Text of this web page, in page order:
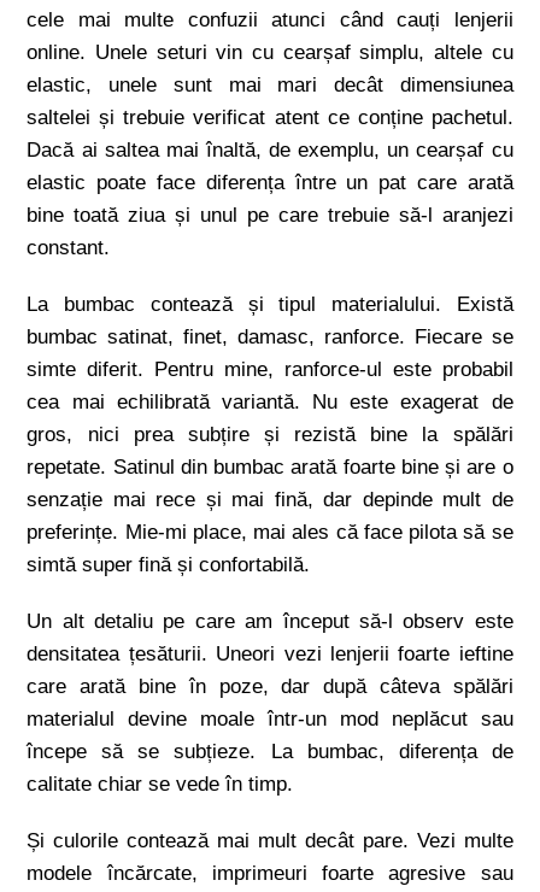
cele mai multe confuzii atunci când cauți lenjerii
online. Unele seturi vin cu cearșaf simplu, altele cu
elastic, unele sunt mai mari decât dimensiunea
saltelei și trebuie verificat atent ce conține pachetul.
Dacă ai saltea mai înaltă, de exemplu, un cearșaf cu
elastic poate face diferența între un pat care arată
bine toată ziua și unul pe care trebuie să-l aranjezi
constant.
La bumbac contează și tipul materialului. Există
bumbac satinat, finet, damasc, ranforce. Fiecare se
simte diferit. Pentru mine, ranforce-ul este probabil
cea mai echilibrată variantă. Nu este exagerat de
gros, nici prea subțire și rezistă bine la spălări
repetate. Satinul din bumbac arată foarte bine și are o
senzație mai rece și mai fină, dar depinde mult de
preferințe. Mie-mi place, mai ales că face pilota să se
simtă super fină și confortabilă.
Un alt detaliu pe care am început să-l observ este
densitatea țesăturii. Uneori vezi lenjerii foarte ieftine
care arată bine în poze, dar după câteva spălări
materialul devine moale într-un mod neplăcut sau
începe să se subțieze. La bumbac, diferența de
calitate chiar se vede în timp.
Și culorile contează mai mult decât pare. Vezi multe
modele încărcate, imprimeuri foarte agresive sau